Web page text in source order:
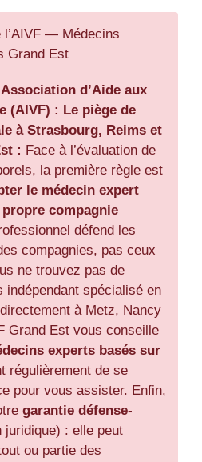
— Médecins
Grand Est
d’Aide aux
(AIVF) : Le piège de
à Strasbourg, Reims et
: Face à l’évaluation de
la première règle est
le médecin expert
compagnie
défend les
compagnies, pas ceux
ne trouvez pas de
indépendant spécialisé en
à Metz, Nancy
Grand Est vous conseille
experts basés sur
régulièrement de se
pour vous assister. Enfin,
garantie défense-
juridique) : elle peut
ou partie des